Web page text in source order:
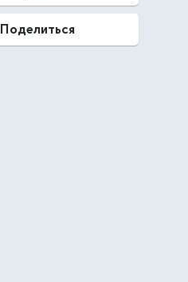
Поделиться